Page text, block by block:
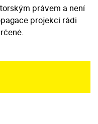
právem a není
projekcí rádi